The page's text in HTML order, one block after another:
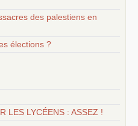
des palestiens en
élections ?
LES LYCÉENS : ASSEZ !